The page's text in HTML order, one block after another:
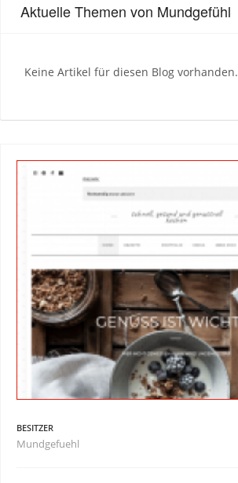
Aktuelle Themen von Mundgefühl
Keine Artikel für diesen Blog vorhanden.
BESITZER
Mundgefuehl